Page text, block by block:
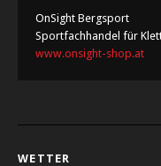
OnSight Bergsport
Sportfachhandel für
www.onsight-shop.at
WETTER